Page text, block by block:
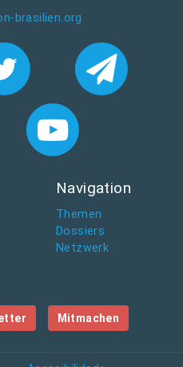
brasilien.org
Navigation
Themen
Dossiers
Netzwerk
Mitmachen